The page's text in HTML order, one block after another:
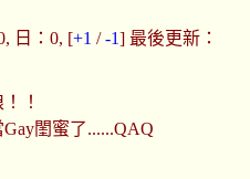
日：0, [+1 /-1] 最後更新：
！
閨蜜了......QAQ